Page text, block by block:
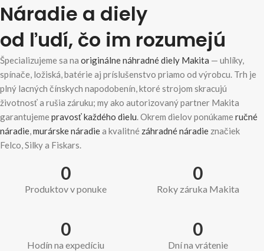
Náradie a diely
od ľudí, čo im rozumejú
Špecializujeme sa na originálne náhradné diely Makita — uhlíky,
spínače, ložiská, batérie aj príslušenstvo priamo od výrobcu. Trh je
plný lacných čínskych napodobenín, ktoré strojom skracujú
životnosť a rušia záruku; my ako autorizovaný partner Makita
garantujemepravosť každého dielu. Okrem dielov ponúkameručné
náradie,murárske náradiea kvalitné záhradné náradie značiek
Felco, Silky a Fiskars.
0
Produktov v ponuke
0
Roky záruka Makita
0
Hodín na expedíciu
0
Dní na vrátenie